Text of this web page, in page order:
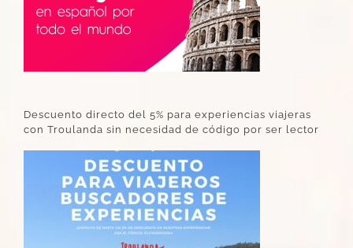
Descuento directo del 5% para experiencias viajeras
con Troulanda sin necesidad de código por ser lector